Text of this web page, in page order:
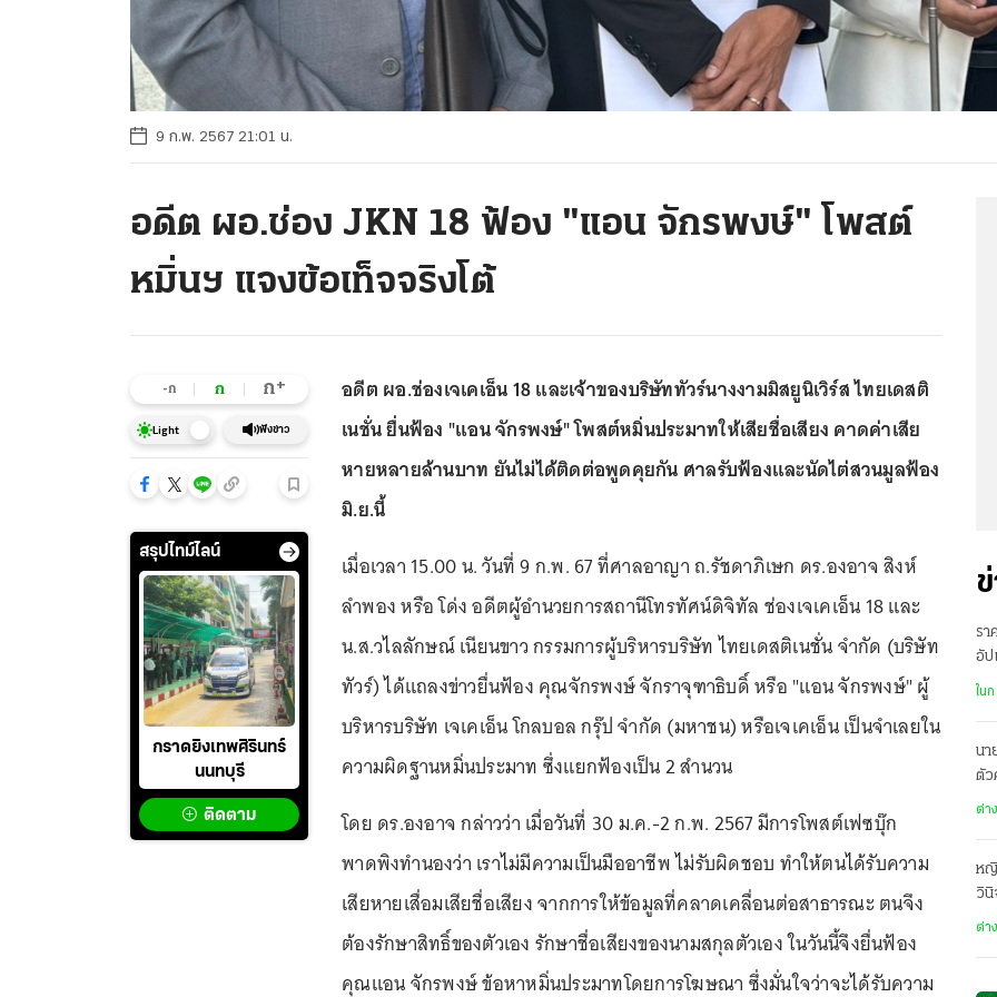
9 ก.พ. 2567 21:01 น.
อดีต ผอ.ช่อง JKN 18 ฟ้อง "แอน จักรพงษ์" โพสต์
หมิ่นฯ แจงข้อเท็จจริงโต้
-ก ก ก+
Light ฟังข่าว
สรุปไทม์ไลน์
กราดยิงเทพศิรินทร์
นนทบุรี
ติดตาม
อดีต ผอ.ช่องเจเคเอ็น 18 และเจ้าของบริษัททัวร์นางงามมิสยูนิเวิร์ส ไทยเดสติ
เนชั่น ยื่นฟ้อง "แอน จักรพงษ์" โพสต์หมิ่นประมาทให้เสียชื่อเสียง คาดค่าเสีย
หายหลายล้านบาท ยันไม่ได้ติดต่อพูดคุยกัน ศาลรับฟ้องและนัดไต่สวนมูลฟ้อง
มิ.ย.นี้
เมื่อเวลา 15.00 น. วันที่ 9 ก.พ. 67 ที่ศาลอาญา ถ.รัชดาภิเษก ดร.องอาจ สิงห์
ลำพอง หรือ โด่ง อดีตผู้อำนวยการสถานีโทรทัศน์ดิจิทัล ช่องเจเคเอ็น 18 และ
น.ส.วไลลักษณ์ เนียนขาว กรรมการผู้บริหารบริษัท ไทยเดสติเนชั่น จำกัด (บริษัท
ทัวร์) ได้แถลงข่าวยื่นฟ้อง คุณจักรพงษ์ จักราจุฑาธิบดิ์ หรือ "แอน จักรพงษ์" ผู้
บริหารบริษัท เจเคเอ็น โกลบอล กรุ๊ป จำกัด (มหาชน) หรือเจเคเอ็น เป็นจำเลยใน
ความผิดฐานหมิ่นประมาท ซึ่งแยกฟ้องเป็น 2 สำนวน
โดย ดร.องอาจ กล่าวว่า เมื่อวันที่ 30 ม.ค.-2 ก.พ. 2567 มีการโพสต์เฟซบุ๊ก
พาดพิงทำนองว่า เราไม่มีความเป็นมืออาชีพ ไม่รับผิดชอบ ทำให้ตนได้รับความ
เสียหายเสื่อมเสียชื่อเสียง จากการให้ข้อมูลที่คลาดเคลื่อนต่อสาธารณะ ตนจึง
ต้องรักษาสิทธิ์ของตัวเอง รักษาชื่อเสียงของนามสกุลตัวเอง ในวันนี้จึงยื่นฟ้อง
คุณแอน จักรพงษ์ ข้อหาหมิ่นประมาทโดยการโฆษณา ซึ่งมั่นใจว่าจะได้รับความ
รา
อัป
กี่บ
ใน
นา
ตัว
ต้
ต่า
หญิ
วินิ
ม
ต่า